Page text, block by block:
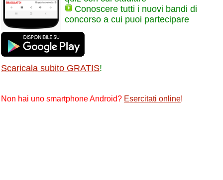
Conoscere tutti i nuovi bandi di
concorso a cui puoi partecipare
Scaricala subito GRATIS!
Non hai uno smartphone Android? Esercitati online!